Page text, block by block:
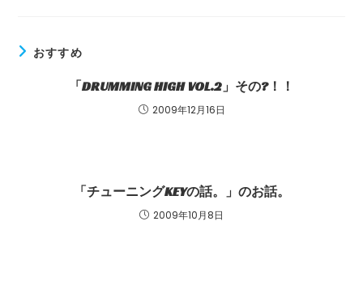
おすすめ
「DRUMMING HIGH VOL.2」その?！！
2009年12月16日
「チューニングKEYの話。」のお話。
2009年10月8日